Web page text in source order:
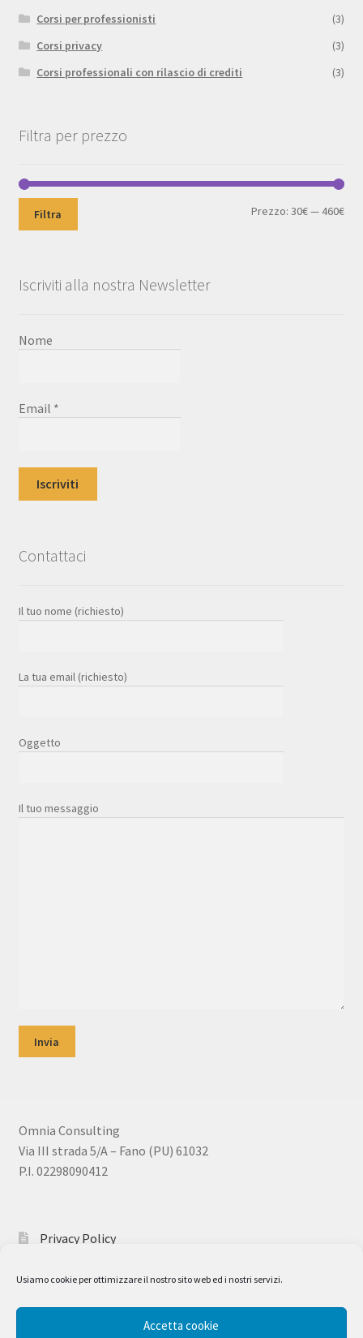
Usiamo cookie per ottimizzare il nostro sito web ed i nostri servizi.
Accetta cookie
Corsi per professionisti
(3)
Corsi privacy
(3)
Corsi professionali con rilascio di crediti
(3)
Filtra per prezzo
Filtra Prezzo:30€— 460€
Iscriviti alla nostra Newsletter
Nome
Email *
Contattaci
Il tuo nome (richiesto)
La tua email (richiesto)
Oggetto
Il tuo messaggio
Omnia Consulting
Via III strada 5/A – Fano (PU) 61032
P.I. 02298090412
Privacy Policy